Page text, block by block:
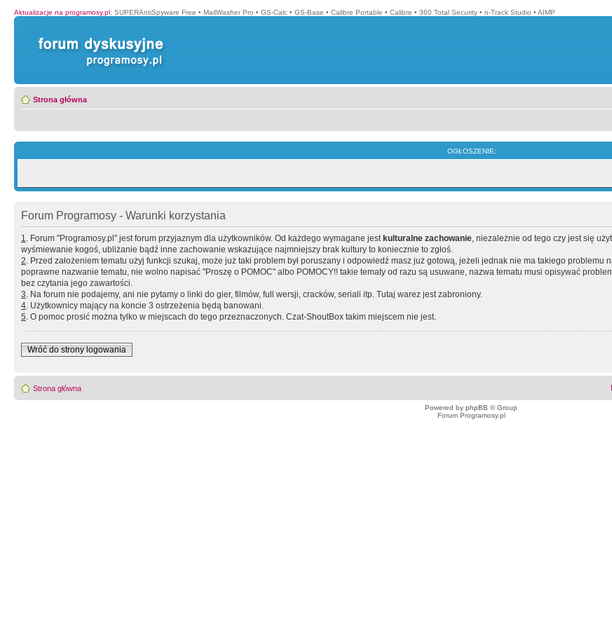
Aktualizacje na programosy.pl: SUPERAntiSpyware Free • MailWasher Pro • GS-Calc • GS-Base • Calibre Portable • Calibre • 360 Total Security • n-Track Studio • AIMP
Strona główna
OGŁOSZENIE:
Forum Programosy - Warunki korzystania
1. Forum "Programosy.pl" jest forum przyjaznym dla użytkowników. Od każdego wymagane jest kulturalne zachowanie, niezależnie od tego czy jest się
wyśmiewanie kogoś, ubliżanie bądź inne zachowanie wskazujące najmniejszy brak kultury to koniecznie to zgłoś.
2. Przed założeniem tematu użyj funkcji szukaj, może już taki problem był poruszany i odpowiedź masz już gotową, jeżeli jednak nie ma takiego problemu
poprawne nazwanie tematu, nie wolno napisać "Proszę o POMOC" albo POMOCY!! takie tematy od razu są usuwane, nazwa tematu musi opisywać
bez czytania jego zawartości.
3. Na forum nie podajemy, ani nie pytamy o linki do gier, filmów, full wersji, cracków, seriali itp. Tutaj warez jest zabroniony.
4. Użytkownicy mający na koncie 3 ostrzeżenia będą banowani.
5. O pomoc prosić można tylko w miejscach do tego przeznaczonych. Czat-ShoutBox takim miejscem nie jest.
Wróć do strony logowania
Strona główna
Powered by phpBB © Group
Forum Programosy.pl